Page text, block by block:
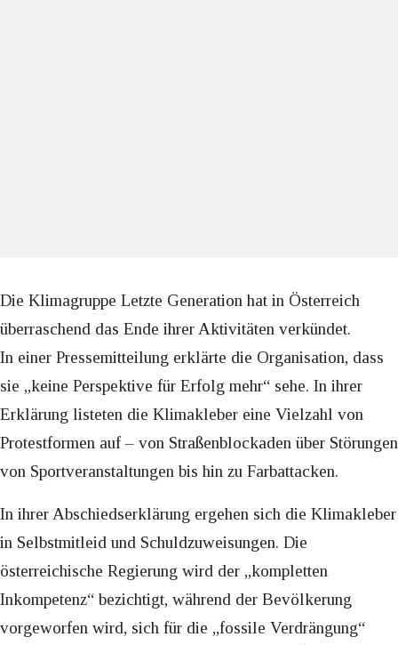
Die Klimagruppe Letzte Generation hat in Österreich
überraschend das Ende ihrer Aktivitäten verkündet.
In einer Pressemitteilung erklärte die Organisation, dass
sie „keine Perspektive für Erfolg mehr“ sehe. In ihrer
Erklärung listeten die Klimakleber eine Vielzahl von
Protestformen auf – von Straßenblockaden über Störungen
von Sportveranstaltungen bis hin zu Farbattacken.
In ihrer Abschiedserklärung ergehen sich die Klimakleber
in Selbstmitleid und Schuldzuweisungen. Die
österreichische Regierung wird der „kompletten
Inkompetenz“ bezichtigt, während der Bevölkerung
vorgeworfen wird, sich für die „fossile Verdrängung“